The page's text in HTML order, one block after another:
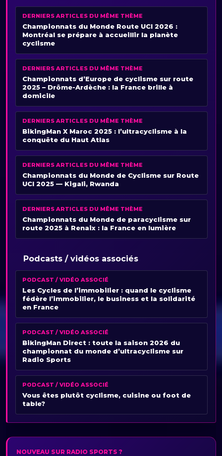
DERNIERS ARTICLES DU MÊME THÈME
Championnats du Monde Route UCI 2026 :
Montréal se prépare à accueillir la planète
cyclisme
DERNIERS ARTICLES DU MÊME THÈME
Championnats d’Europe de cyclisme sur route
2025 – Drôme-Ardèche : la France brille à
domicile
DERNIERS ARTICLES DU MÊME THÈME
BikingMan X Maroc 2025 : l’ultracyclisme à la
conquête du Haut Atlas
DERNIERS ARTICLES DU MÊME THÈME
Championnats du Monde de Cyclisme sur Route
UCI 2025 — Kigali, Rwanda
DERNIERS ARTICLES DU MÊME THÈME
Championnats du Monde de paracyclisme sur
route 2025 à Renaix : la France en lumière
Podcasts / vidéos associés
PODCAST / VIDÉO ASSOCIÉ
Les Cycles de l’immobilier : quand le cyclisme
fédère l’immobilier, le business et la solidarité
en France
PODCAST / VIDÉO ASSOCIÉ
BikingMan Direct : toute la saison 2026 du
championnat du monde d’ultracyclisme sur
Radio Sports
PODCAST / VIDÉO ASSOCIÉ
Vous êtes plutôt cyclisme, cuisine ou foot de
table?
NOUVEAU SUR RADIO SPORTS ?